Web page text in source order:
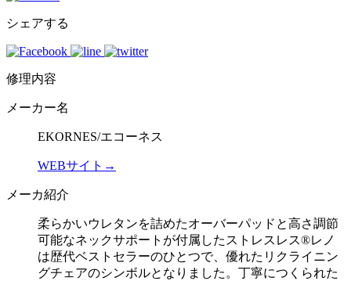
シェアする
修理内容
メーカー名
EKORNES/エコーネス
WEBサイト→
メーカ紹介
柔らかいウレタンを詰めたオーバーパッドと高さ調節
可能なネックサポートが付属したストレスレス®レノ
は歴代ベストセラーのひとつで、優れたリクライニン
グチェアのシンボルとなりました。丁寧につくられた